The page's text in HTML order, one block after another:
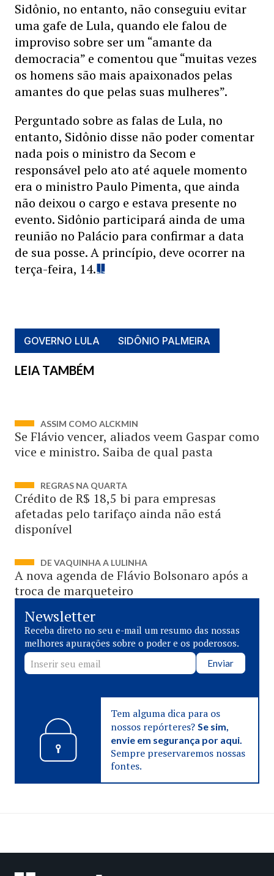
Sidônio, no entanto, não conseguiu evitar
uma gafe de Lula, quando ele falou de
improviso sobre ser um “amante da
democracia” e comentou que “muitas vezes
os homens são mais apaixonados pelas
amantes do que pelas suas mulheres”.
Perguntado sobre as falas de Lula, no
entanto, Sidônio disse não poder comentar
nada pois o ministro da Secom e
responsável pelo ato até aquele momento
era o ministro Paulo Pimenta, que ainda
não deixou o cargo e estava presente no
evento. Sidônio participará ainda de uma
reunião no Palácio para confirmar a data
de sua posse. A princípio, deve ocorrer na
terça-feira, 14.
GOVERNO LULA SIDÔNIO PALMEIRA
LEIA TAMBÉM
ASSIM COMO ALCKMIN
Se Flávio vencer, aliados veem Gaspar como
vice e ministro. Saiba de qual pasta
REGRAS NA QUARTA
Crédito de R$ 18,5 bi para empresas
afetadas pelo tarifaço ainda não está
disponível
DE VAQUINHA A LULINHA
A nova agenda de Flávio Bolsonaro após a
troca de marqueteiro
Newsletter
Receba direto no seu e-mail um resumo das nossas
melhores apurações sobre o poder e os poderosos.
Enviar
Tem alguma dica para os
nossos repórteres? Se sim,
envie em segurança por aqui.
Sempre preservaremos nossas
fontes.